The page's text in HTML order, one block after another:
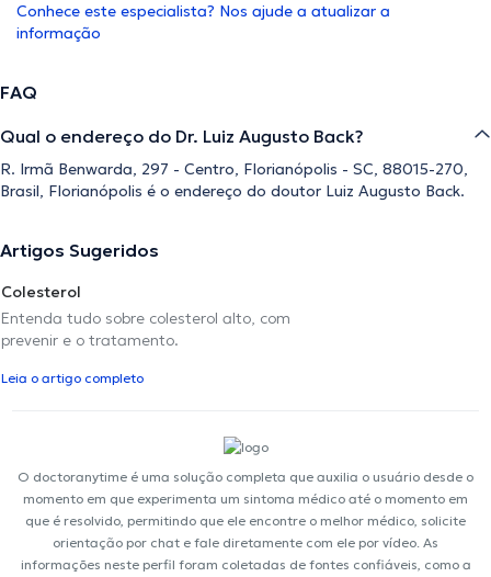
Conhece este especialista? Nos ajude a atualizar a
informação
FAQ
Qual o endereço do Dr. Luiz Augusto Back?
R. Irmã Benwarda, 297 - Centro, Florianópolis - SC, 88015-270,
Brasil, Florianópolis é o endereço do doutor Luiz Augusto Back.
Artigos Sugeridos
Colesterol
Entenda tudo sobre colesterol alto, com
prevenir e o tratamento.
Leia o artigo completo
O doctoranytime é uma solução completa que auxilia o usuário desde o
momento em que experimenta um sintoma médico até o momento em
que é resolvido, permitindo que ele encontre o melhor médico, solicite
orientação por chat e fale diretamente com ele por vídeo. As
informações neste perfil foram coletadas de fontes confiáveis, como a